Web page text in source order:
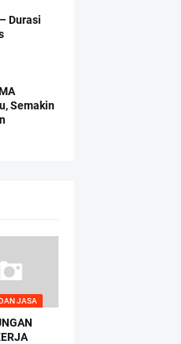
Durasi
Semakin
JASA